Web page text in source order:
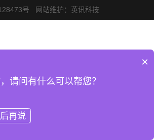
号
网站维护：英讯科技
×
请问有什么可以帮您？
再说